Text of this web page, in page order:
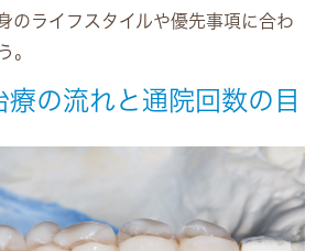
のライフスタイルや優先事項に合わ
。
療の流れと通院回数の目